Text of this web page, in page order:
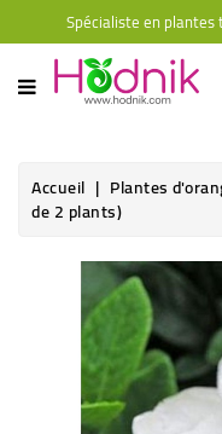
Spécialiste en
CATÉGORIE
PLANTES
GRIMPANTES
HIBISCUS
BRUGMANSIAS
PLANTES
RUSTIQUES
Accueil
Plantes
de 2 plants)